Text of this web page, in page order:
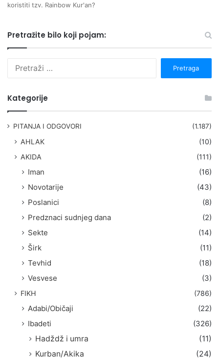
koristiti tzv. Rainbow Kur'an?
Pretražite bilo koji pojam:
Kategorije
PITANJA I ODGOVORI (1.187)
AHLAK
(10)
AKIDA
(111)
Iman
(16)
Novotarije
(43)
Poslanici
(8)
Predznaci sudnjeg dana
(2)
Sekte
(14)
Širk
(11)
Tevhid
(18)
Vesvese
(3)
FIKH (786)
Adabi/Običaji
(22)
Ibadeti
(326)
Hadždž i umra
(11)
Kurban/Akika
(24)